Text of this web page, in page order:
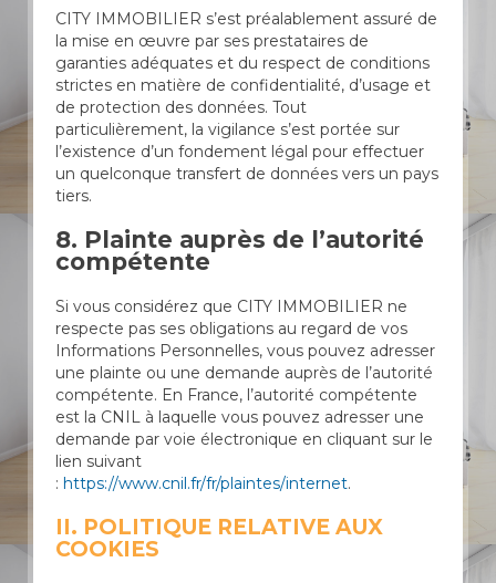
CITY IMMOBILIER s’est préalablement assuré de
la mise en œuvre par ses prestataires de
garanties adéquates et du respect de conditions
strictes en matière de confidentialité, d’usage et
de protection des données. Tout
particulièrement, la vigilance s’est portée sur
l’existence d’un fondement légal pour effectuer
un quelconque transfert de données vers un pays
tiers.
8. Plainte auprès de l’autorité
compétente
Si vous considérez que CITY IMMOBILIER ne
respecte pas ses obligations au regard de vos
Informations Personnelles, vous pouvez adresser
une plainte ou une demande auprès de l’autorité
compétente. En France, l’autorité compétente
est la CNIL à laquelle vous pouvez adresser une
demande par voie électronique en cliquant sur le
lien suivant
: https://www.cnil.fr/fr/plaintes/internet.
II. POLITIQUE RELATIVE AUX
COOKIES